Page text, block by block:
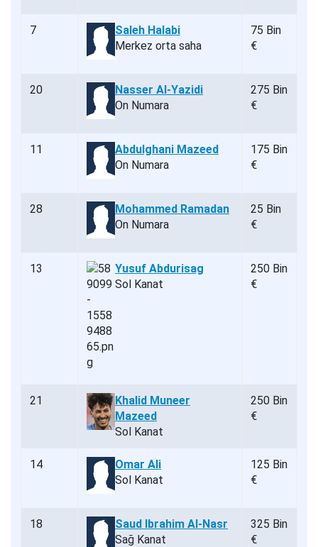
7
Saleh Halabi
Merkez orta saha
75 Bin
€
20
Nasser Al-Yazidi
On Numara
275 Bin
€
11
Abdulghani Mazeed
On Numara
175 Bin
€
28
Mohammed Ramadan
On Numara
25 Bin
€
13
Yusuf Abdurisag
Sol Kanat
250 Bin
€
21
Khalid Muneer
Mazeed
Sol Kanat
250 Bin
€
14
Omar Ali
Sol Kanat
125 Bin
€
18
Saud Ibrahim Al-Nasr
Sağ Kanat
325 Bin
€